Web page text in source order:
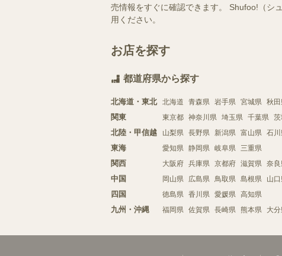
売情報をすぐに確認できます。 Shufoo!（シ
用ください。
お店を探す
都道府県から探す
北海道・東北 北海道 青森県 岩手県 宮城県 秋
関東 東京都 神奈川県 埼玉県 千葉県
北陸・甲信越 山梨県 長野県 新潟県 富山県 石
東海 愛知県 静岡県 岐阜県 三重県
関西 大阪府 兵庫県 京都府 滋賀県 奈
中国 岡山県 広島県 鳥取県 島根県 山
四国 徳島県 香川県 愛媛県 高知県
九州・沖縄 福岡県 佐賀県 長崎県 熊本県 大